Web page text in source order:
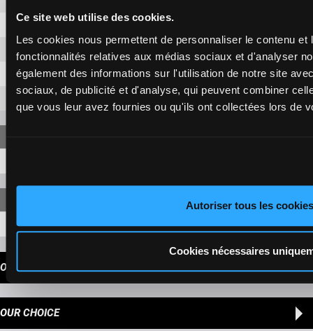
Ce site web utilise des cookies.
Les cookies nous permettent de personnaliser le contenu
fonctionnalités relatives aux médias sociaux et d'analyser
également des informations sur l'utilisation de notre site
sociaux, de publicité et d'analyse, qui peuvent combiner
que vous leur avez fournies ou qu'ils ont collectées lors de
Autoriser tous les cookies
Cookies nécessaires
9-1
3-1 5,80 €
5,80 €
9-3-6-1-11 456,50 €
OUR TIPS
OUR CHOICE